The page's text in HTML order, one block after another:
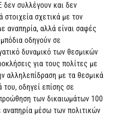
δεν συλλέγουν και δεν
στοιχεία σχετικά με τον
αναπηρία, αλλά είναι σαφές
οδηγούν σε
δυναμικό των θεσμικών
για τους πολίτες με
αλληλεπίδραση με τα θεσμικά
οδηγεί επίσης σε
των δικαιωμάτων 100
μέσω των πολιτικών